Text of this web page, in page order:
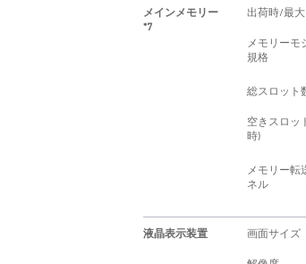
メインメモリー
*7
出荷時/最大
メモリーモ
規格
総スロット
空きスロッ
時)
メモリー転
ネル
液晶表示装置 画面サイズ